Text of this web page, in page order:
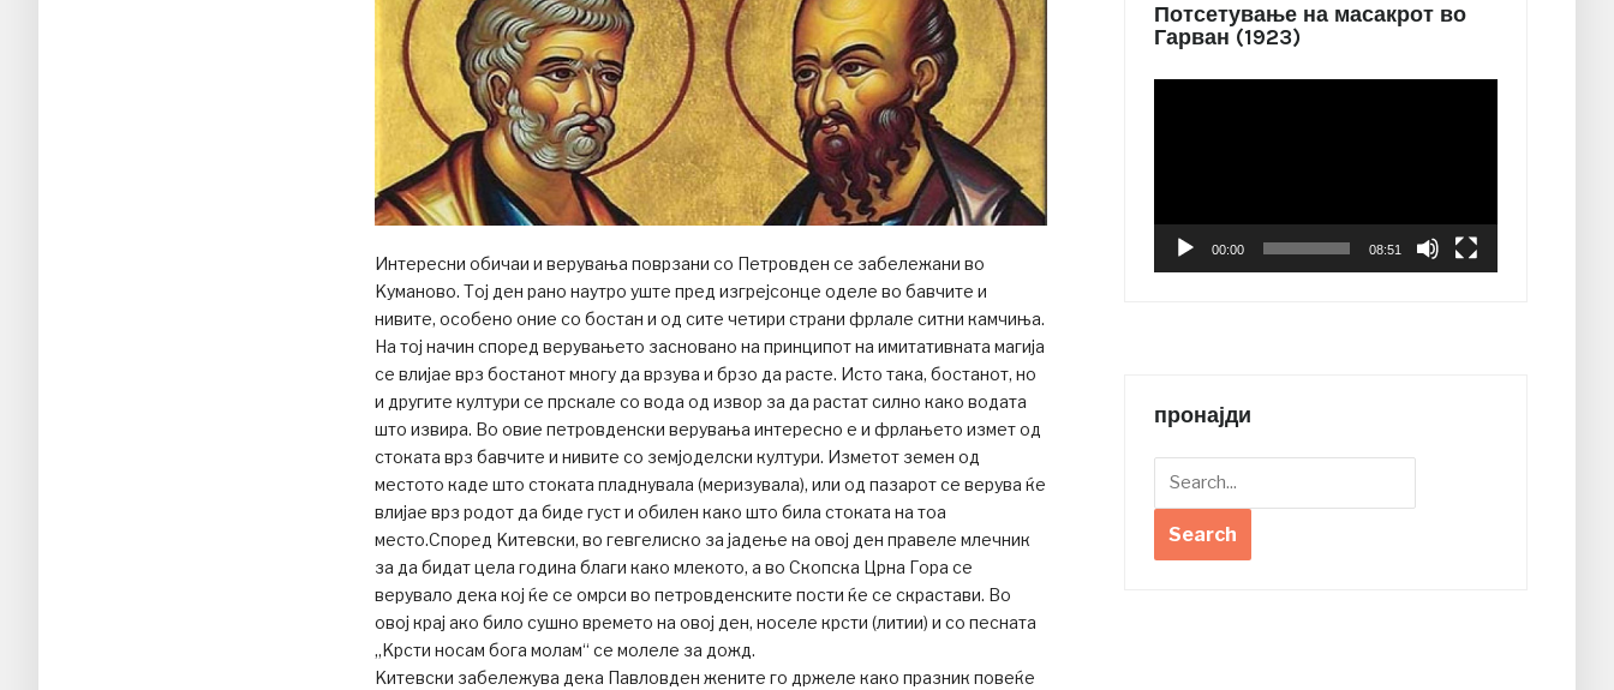
Интересни обичаи и верувања поврзани со Петровден се забележани во
Kуманово. Тој ден рано наутро уште пред изгрејсонце оделе во бавчите и
нивите, особено оние со бостан и од сите четири страни фрлале ситни камчиња.
На тој начин според верувањето засновано на принципот на имитативната магија
се влијае врз бостанот многу да врзува и брзо да расте. Исто така, бостанот, но
и другите култури се прскале со вода од извор за да растат силно како водата
што извира. Во овие петровденски верувања интересно е и фрлањето измет од
стоката врз бавчите и нивите со земјоделски култури. Изметот земен од
местото каде што стоката пладнувала (меризувала), или од пазарот се верува ќе
влијае врз родот да биде густ и обилен како што била стоката на тоа
место.Според Kитевски, во гевгелиско за јадење на овој ден правеле млечник
за да бидат цела година благи како млекото, а во Скопска Црна Гора се
верувало дека кој ќе се омрси во петровденските пости ќе се скрастави. Во
овој крај ако било сушно времето на овој ден, носеле крсти (литии) и со песната
„Kрсти носам бога молам“ се молеле за дожд.
Kитевски забележува дека Павловден жените го држеле како празник повеќе
Потсетување на масакрот во
Гарван (1923)
00:00 08:51
пронајди